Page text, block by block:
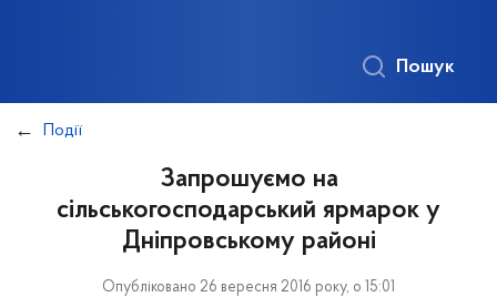
Пошук
Події
Запрошуємо на
сільськогосподарський ярмарок у
Дніпровському районі
Опубліковано 26 вересня 2016 року, о 15:01